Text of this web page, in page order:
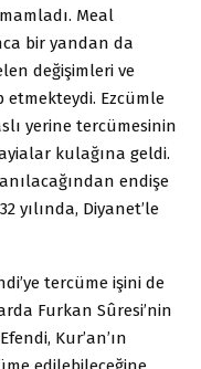
Meal
bir yandan da
değişimleri ve
etmekteydi. Ezcümle
yerine tercümesinin
kulağına geldi.
endişe
yılında, Diyanet’le
tercüme işini de
Furkan Sûresi’nin
Kur’an’ın